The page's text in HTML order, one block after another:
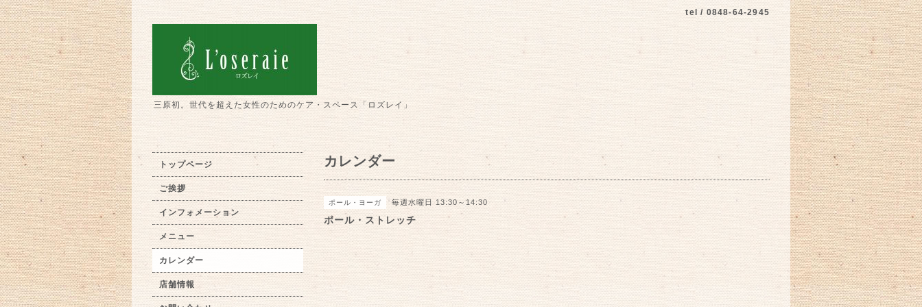
tel / 0848-64-2945
三原初。世代を超えた女性のためのケア・スペース「ロズレイ」
カレンダー
ポール・ヨーガ 毎週水曜日 13:30～14:30
ポール・ストレッチ
トップページ
ご挨拶
インフォメーション
メニュー
カレンダー
店舗情報